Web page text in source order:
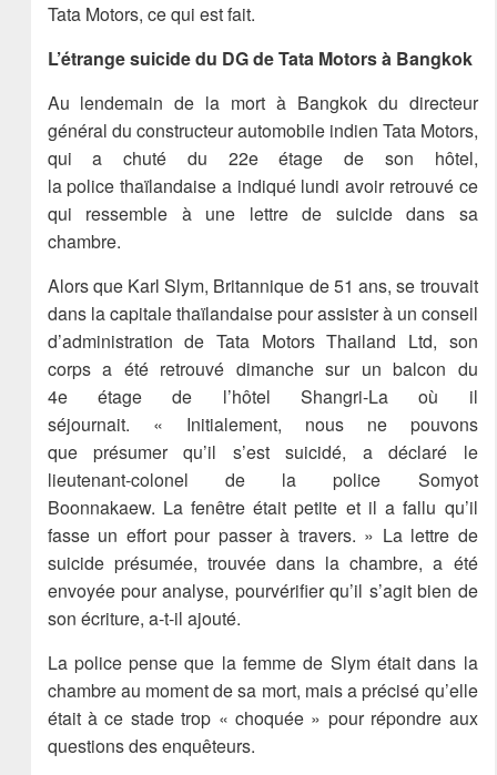
Tata Motors, ce qui est fait.
L’étrange suicide du DG de Tata Motors à Bangkok
Au lendemain de la mort à Bangkok du directeur
général du constructeur automobile indien Tata Motors,
qui a chuté du 22e étage de son hôtel,
la police thaïlandaise a indiqué lundi avoir retrouvé ce
qui ressemble à une lettre de suicide dans sa
chambre.
Alors que Karl Slym, Britannique de 51 ans, se trouvait
dans la capitale thaïlandaise pour assister à un conseil
d’administration de Tata Motors Thailand Ltd, son
corps a été retrouvé dimanche sur un balcon du
4e étage de l’hôtel Shangri-La où il
séjournait. « Initialement, nous ne pouvons
que présumer qu’il s’est suicidé, a déclaré le
lieutenant-colonel de la police Somyot
Boonnakaew. La fenêtre était petite et il a fallu qu’il
fasse un effort pour passer à travers. » La lettre de
suicide présumée, trouvée dans la chambre, a été
envoyée pour analyse, pourvérifier qu’il s’agit bien de
son écriture, a-t-il ajouté.
La police pense que la femme de Slym était dans la
chambre au moment de sa mort, mais a précisé qu’elle
était à ce stade trop « choquée » pour répondre aux
questions des enquêteurs.